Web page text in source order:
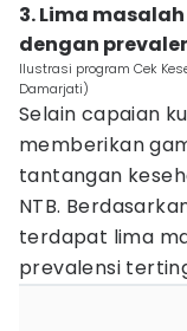
3. Lima
dengan
Ilustrasi program Cek
Damarjati)
Selain capaian
memberikan
tantangan
NTB.
terdapat lima
prevalensi